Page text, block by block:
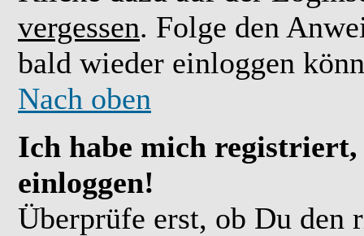
vergessen. Folge den
bald wieder einloggen
Nach oben
Ich habe mich
einloggen!
Überprüfe erst, ob Du den